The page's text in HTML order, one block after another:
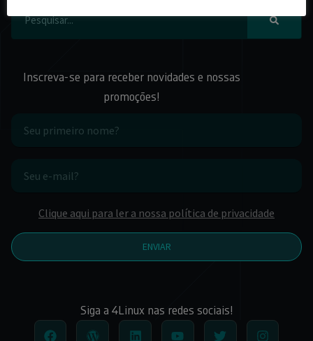
Inscreva-se para receber novidades e nossas
promoções!
Clique aqui para ler a nossa política de privacidade
ENVIAR
Siga a 4Linux nas redes sociais!